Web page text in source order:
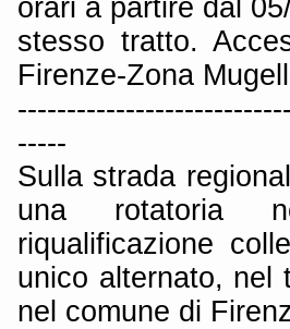
stesso tratto.
Firenze-Zona
-----
Sulla strada
una rotatoria
riqualificazione
unico alternato, nel
nel comune di